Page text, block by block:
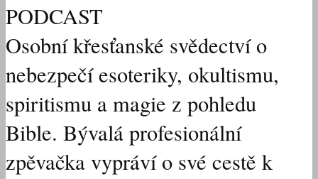
PODCAST
Osobní křesťanské svědectví o
nebezpečí esoteriky, okultismu,
spiritismu a magie z pohledu
Bible. Bývalá profesionální
zpěvačka vypráví o své cestě k